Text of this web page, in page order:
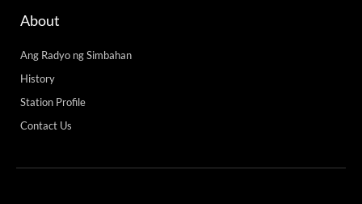
About
Ang Radyo ng Simbahan
History
Station Profile
Contact Us